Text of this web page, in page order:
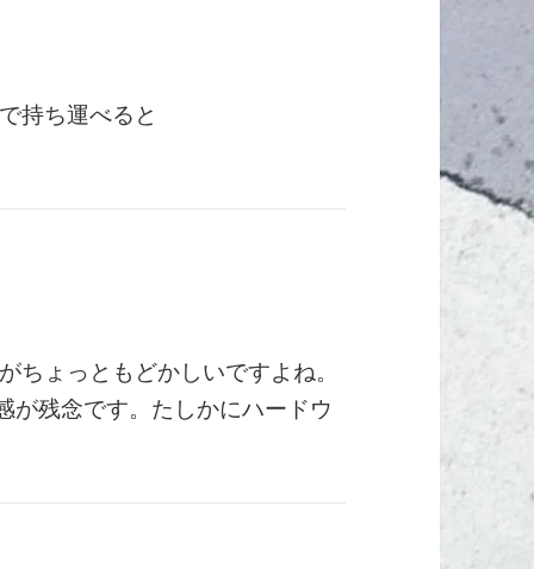
持ち運べると
ちょっともどかしいですよね。
が残念です。たしかにハードウ